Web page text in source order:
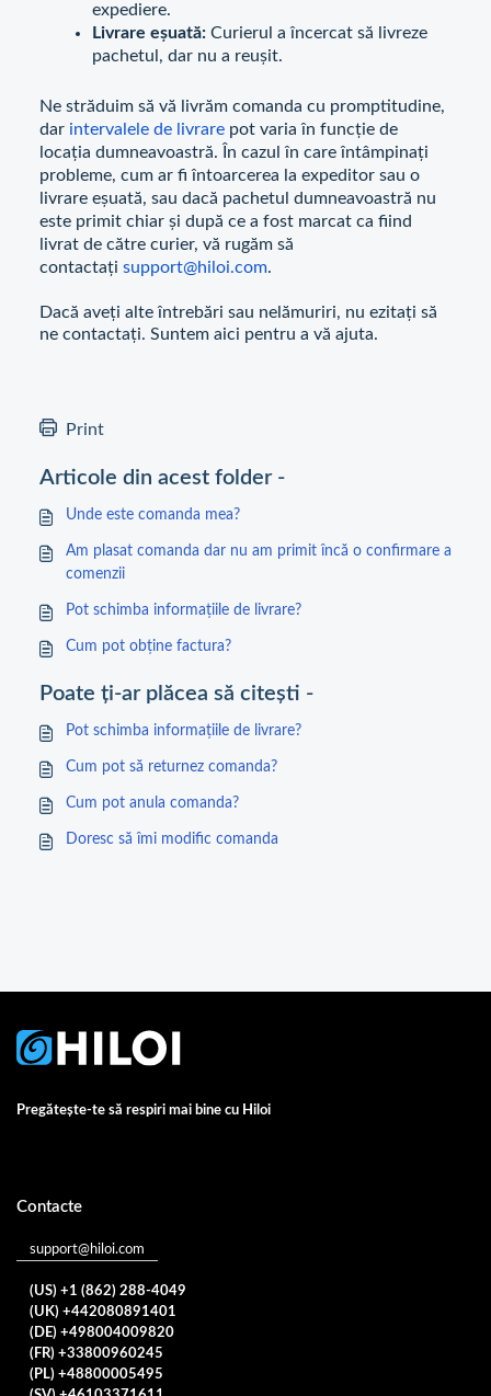
expediere.
Livrare eșuată: Curierul a încercat să livreze
pachetul, dar nu a reușit.
Ne străduim să vă livrăm comanda cu promptitudine,
dar intervalele de livrare pot varia în funcție de
locația dumneavoastră. În cazul în care întâmpinați
probleme, cum ar fi întoarcerea la expeditor sau o
livrare eșuată, sau dacă pachetul dumneavoastră nu
este primit chiar și după ce a fost marcat ca fiind
livrat de către curier, vă rugăm să
contactați support@hiloi.com.
Dacă aveți alte întrebări sau nelămuriri, nu ezitați să
ne contactați. Suntem aici pentru a vă ajuta.
Print
Articole din acest folder -
Unde este comanda mea?
Am plasat comanda dar nu am primit încă o confirmare a
comenzii
Pot schimba informațiile de livrare?
Cum pot obține factura?
Poate ți-ar plăcea să citești -
Pot schimba informațiile de livrare?
Cum pot să returnez comanda?
Cum pot anula comanda?
Doresc să îmi modific comanda
Pregătește-te să respiri mai bine cu Hiloi
Contacte
support@hiloi.com
(US) +1 (862) 288-4049
(UK) +442080891401
(DE) +498004009820
(FR) +33800960245
(PL) +48800005495